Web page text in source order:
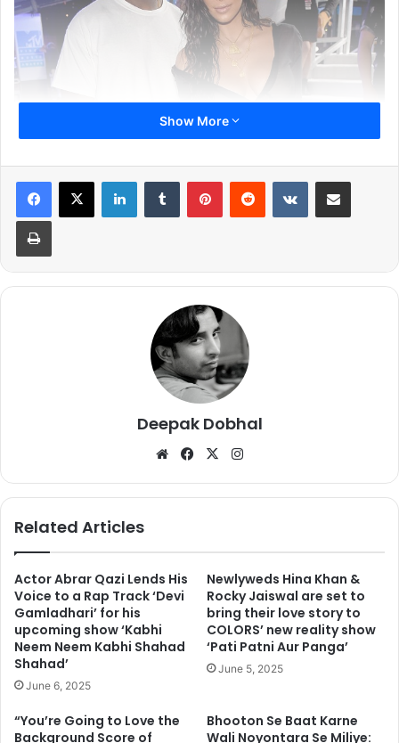
41 साल के कान्ये वेस्ट ने शनिवार, 29 सितम्बर को अपना नाम बदलने की घोषणा
की है.
https://twitter.com/kanyewest/status/1046064289944080
388
गौरतलब है कि इसी साल जून में रिलीज हुए उनके पिछले एलबम का नाम भी ‘ये’ है।
कहा जा रहा है कि इसी के चलते केन ने अपना नाम बदला है। केन ने 90 के दशक
में प्रोडक्शन की फील्ड में अपना करियर शुरू किया था.
Show More
Deepak Dobhal
We
te
Fa
bo
X
ra
Related Articles
Actor Abrar Qazi Lends His
Voice to a Rap Track ‘Devi
Gamladhari’ for his
upcoming show ‘Kabhi
Neem Neem Kabhi Shahad
Shahad’
June 6, 2025
Newlyweds Hina Khan &
Rocky Jaiswal are set to
bring their love story to
COLORS’ new reality show
‘Pati Patni Aur Panga’
June 5, 2025
“You’re Going to Love the
Background Score of
Bhooton Se Baat Karne
Wali Noyontara Se Miliye: